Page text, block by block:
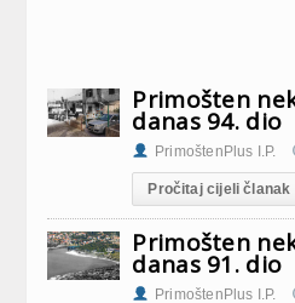
Primošten
danas 94. dio
PrimoštenPlus I.P.
Pročitaj cijeli članak
Primošten
danas 91. dio
PrimoštenPlus I.P.